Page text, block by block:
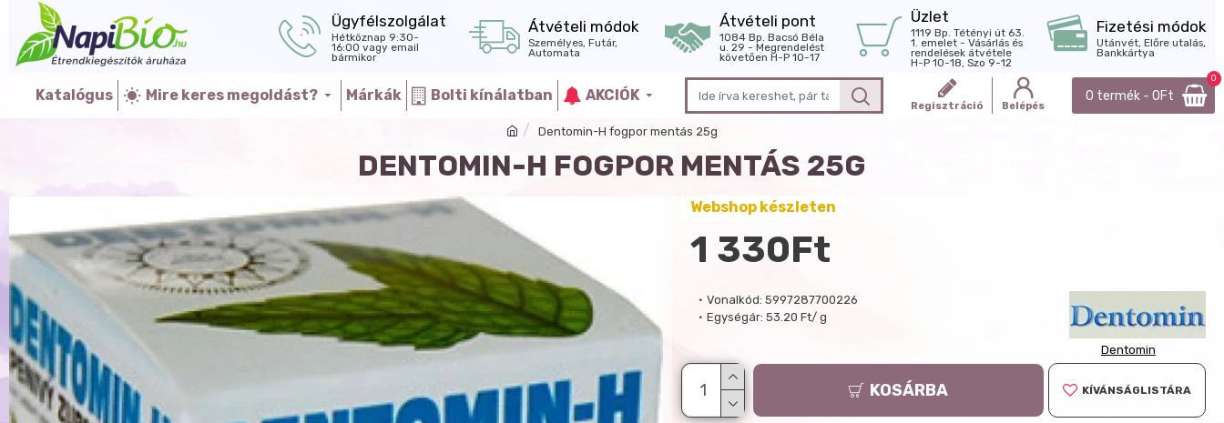
Ügyfélszolgálat
Hétköznap 9:30-
16:00 vagy email
bármikor
Átvételi módok
Személyes, Futár,
Automata
Átvételi pont
1084 Bp. Bacsó Béla
u. 29 - Megrendelést
követően H-P 10-17
Üzlet
1119 Bp. Tétényi út 63.
1. emelet - Vásárlás és
rendelések átvétele
H-P 10-18, Szo 9-12
Fizetési módok
Utánvét, Előre utalás,
Bankkártya
Katalógus Mire keres megoldást? Márkák Bolti kínálatban AKCIÓK
Regisztráció Belépés
0 termék - 0Ft
0
Dentomin-H fogpor mentás 25g
DENTOMIN-H FOGPOR MENTÁS 25G
Vonalkód: 5997287700226
Egységár: 53.20 Ft/ g
Dentomin
Webshop készleten
1 330Ft
KOSÁRBA KÍVÁNSÁGLISTÁRA